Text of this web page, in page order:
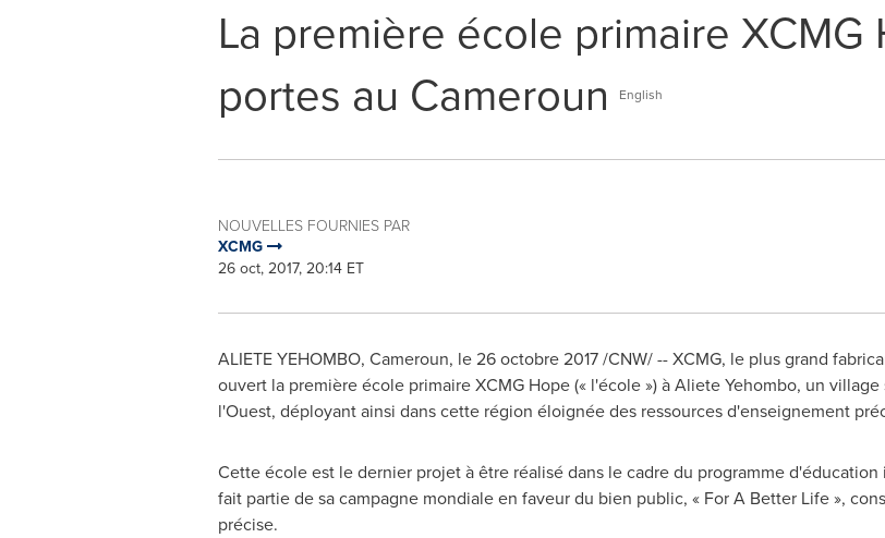
La première école primaire
portes au Cameroun
English
NOUVELLES FOURNIES PAR
XCMG
26 oct, 2017, 20:14 ET
ALIETE YEHOMBO, Cameroun, le 26 octobre 2017 /CNW/ -- XCMG, le plus grand
ouvert la première école primaire XCMG Hope (« l'école ») à Aliete Yehombo, un
l'Ouest, déployant ainsi dans cette région éloignée des ressources d'enseignement
Cette école est le dernier projet à être réalisé dans le cadre du programme
fait partie de sa campagne mondiale en faveur du bien public, « For A Better Life »,
précise.